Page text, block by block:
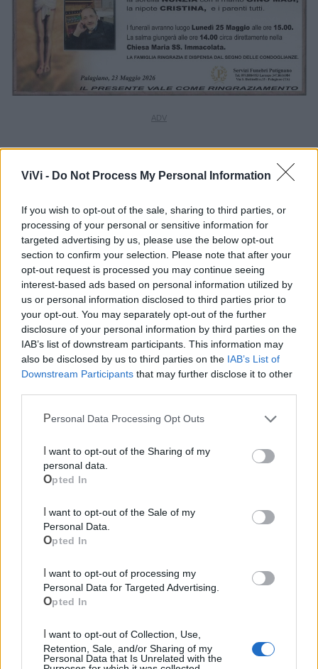
ViVi - Do Not Process My Personal Information
If you wish to opt-out of the sale, sharing to third parties, or
processing of your personal or sensitive information for
targeted advertising by us, please use the below opt-out
section to confirm your selection. Please note that after your
opt-out request is processed you may continue seeing
interest-based ads based on personal information utilized by
us or personal information disclosed to third parties prior to
your opt-out. You may separately opt-out of the further
disclosure of your personal information by third parties on the
IAB’s list of downstream participants. This information may
also be disclosed by us to third parties on the IAB’s List of
Downstream Participants that may further disclose it to other
Personal Data Processing Opt Outs
personal data.
Opted In
Personal Data.
Opted In
Personal Data for Targeted Advertising.
Opted In
Retention, Sale, and/or Sharing of my
Personal Data that Is Unrelated with the
Mondo CIA
Cia Agricoltori Italiani | Puglia - Area Due
Due Mari